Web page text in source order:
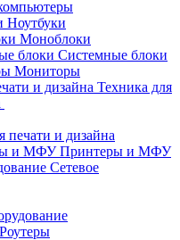
Ноутбуки
Моноблоки
Системные блоки
Мониторы
Техника для
печати и дизайна
Принтеры и МФУ
Сетевое
Роутеры